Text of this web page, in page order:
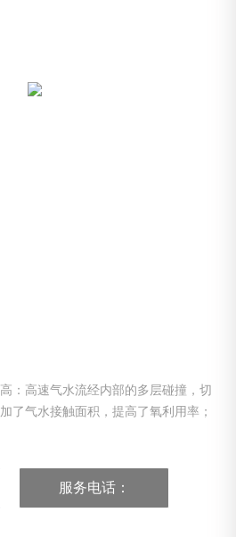
：高速气水流经内部的多层碰撞，切
了气水接触面积，提高了氧利用率；
服务电话：